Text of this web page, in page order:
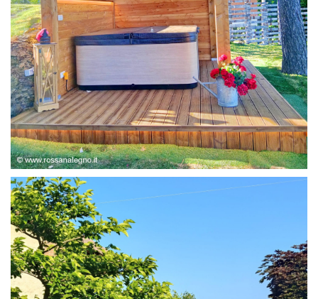
STRUTTURA ABETE LAMELLARE, RIVESTIMENTO IN
LARICE,